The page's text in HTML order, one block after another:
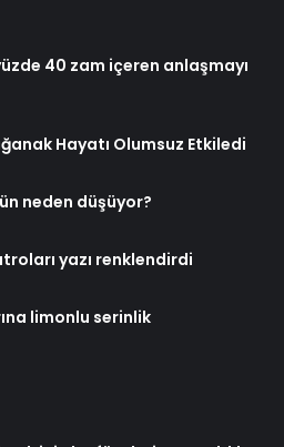
40 zam içeren anlaşmayı
Hayatı Olumsuz Etkiledi
neden düşüyor?
yazı renklendirdi
limonlu serinlik